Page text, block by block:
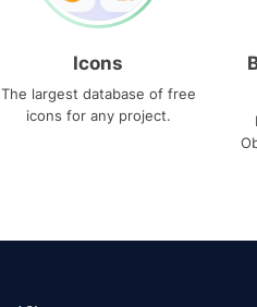
Icons
The largest database of free
icons for any project.